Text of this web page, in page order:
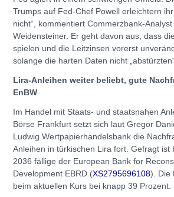
Trumps auf Fed-Chef Powell erleichtern
nicht“, kommentiert Commerzbank-Analyst
Weidensteiner. Er geht davon aus, dass
spielen und die Leitzinsen vorerst
solange die harten Daten nicht „abstürzten“.
Lira-Anleihen weiter beliebt, gute
EnBW
Im Handel mit Staats- und staatsnahen
Börse Frankfurt setzt sich laut Gregor
Ludwig Wertpapierhandelsbank die
Anleihen in türkischen Lira fort. Gefragt ist
2036 fällige der European Bank for
Development EBRD (XS2795696108). Die
beim aktuellen Kurs bei knapp 39 Prozent.